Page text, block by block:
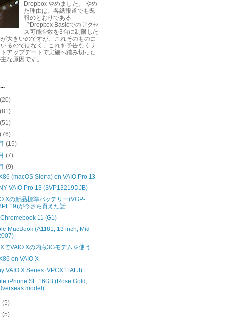
Dropbox やめました。 やめ
た理由は、各紙報道でも既
報のとおりである
〝Dropbox Basicでのアクセ
ス可能台数を3台に制限した
大きいのですが、これそのものに
るのではなく、これを予告なくサ
アップデートで実施へ踏み切った
な原因です。 ...
(20)
(81)
(51)
(76)
(15)
(7)
(9)
(macOS Sierra) on VAIO Pro 13
VAIO Pro 13 (SVP13219DJB)
Xの新品標準バッテリー(VGP-
が今さら買えた話
11 (G1)
MacBook (A1181, 13 inch, Mid
でVAIO Xの内蔵3Gモデムを使う
on VAIO X
VAIO X Series (VPCX11ALJ)
iPhone SE 16GB (Rose Gold;
model)
(5)
(5)